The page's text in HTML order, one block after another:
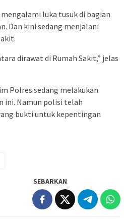
luka tusuk di bagian
Dan kini sedang menjalani
dirawat di Rumah Sakit,” jelas
Polres sedang melakukan
ini. Namun polisi telah
bukti untuk kepentingan
SEBARKAN